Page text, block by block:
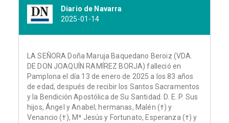
Diario de Navarra
2025-01-14
LA SEÑORA Doña Maruja Baquedano Beroiz (VDA.
DE DON JOAQUÍN RAMÍREZ BORJA) falleció en
Pamplona el día 13 de enero de 2025 a los 83 años
de edad, después de recibir los Santos Sacramentos
y la Bendición Apostólica de Su Santidad. D. E. P. Sus
hijos, Ángel y Anabel; hermanas, Malén (†) y
Venancio (†), Mª Jesús y Fortunato, Esperanza (†) y